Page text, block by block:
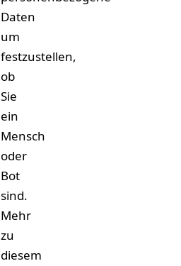
Daten
um
festzustellen,
ob
Sie
ein
Mensch
oder
Bot
sind.
Mehr
zu
diesem